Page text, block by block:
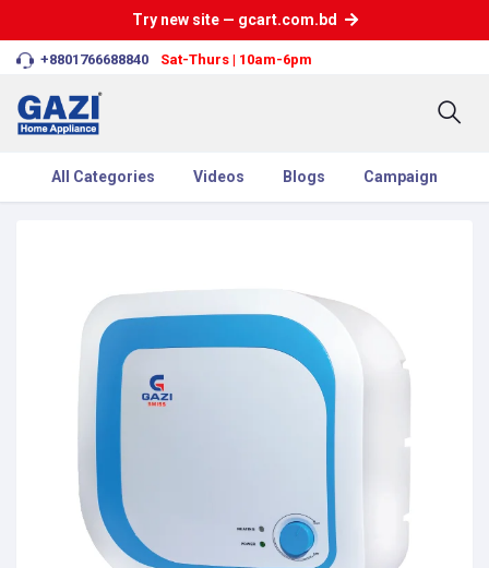
Try new site — gcart.com.bd
+8801766688840 Sat-Thurs | 10am-6pm
All Categories Videos Blogs Campaign